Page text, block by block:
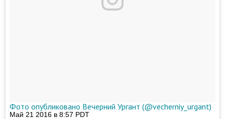
Фото опубликовано Вечерний Ургант (@vecherniy_urgant)
Май 21 2016 в 8:57 PDT